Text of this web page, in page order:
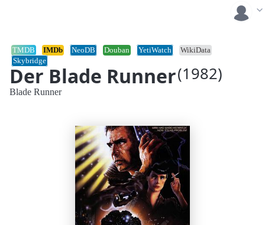
Der Blade Runner (1982)
TMDB IMDb NeoDB Douban YetiWatch
WikiData
Skybridge
Blade Runner